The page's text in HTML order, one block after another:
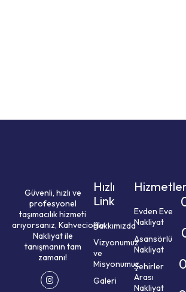
Güvenli, hızlı ve
profesyonel
taşımacılık hizmeti
arıyorsanız, Kahvecioğlu
Nakliyatile
tanışmanın tam
zamanı!
Hızlı
Link
Hakkımızda
Vizyonumuz
ve
Misyonumuz
Galeri
Evden Eve
Nakliyat
Asansörlü
Nakliyat
Şehirler
Arası
Nakliyat